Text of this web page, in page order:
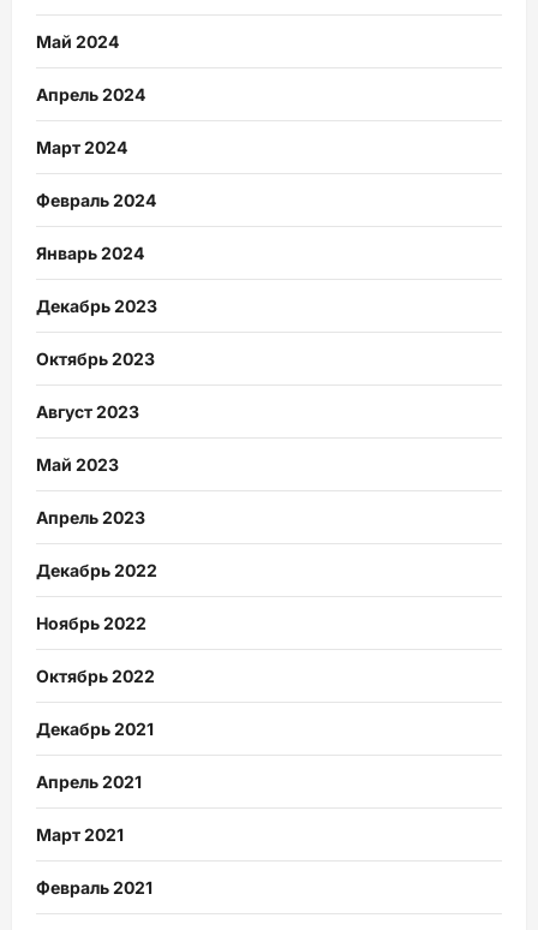
Май 2024
Апрель 2024
Март 2024
Февраль 2024
Январь 2024
Декабрь 2023
Октябрь 2023
Август 2023
Май 2023
Апрель 2023
Декабрь 2022
Ноябрь 2022
Октябрь 2022
Декабрь 2021
Апрель 2021
Март 2021
Февраль 2021